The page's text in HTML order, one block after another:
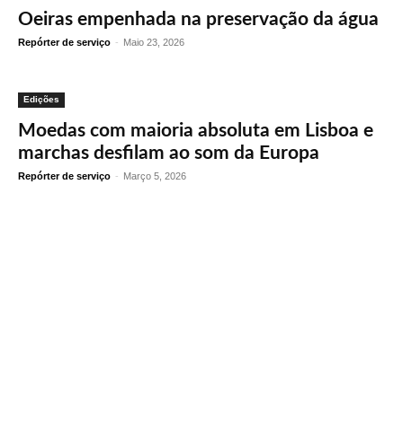
Oeiras empenhada na preservação da água
Repórter de serviço - Maio 23, 2026
Edições
Moedas com maioria absoluta em Lisboa e
marchas desfilam ao som da Europa
Repórter de serviço - Março 5, 2026